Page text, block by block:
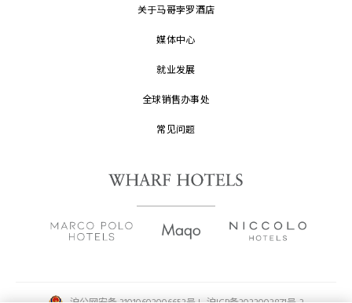
关于马哥孛罗酒店
媒体中心
就业发展
全球销售办事处
常见问题